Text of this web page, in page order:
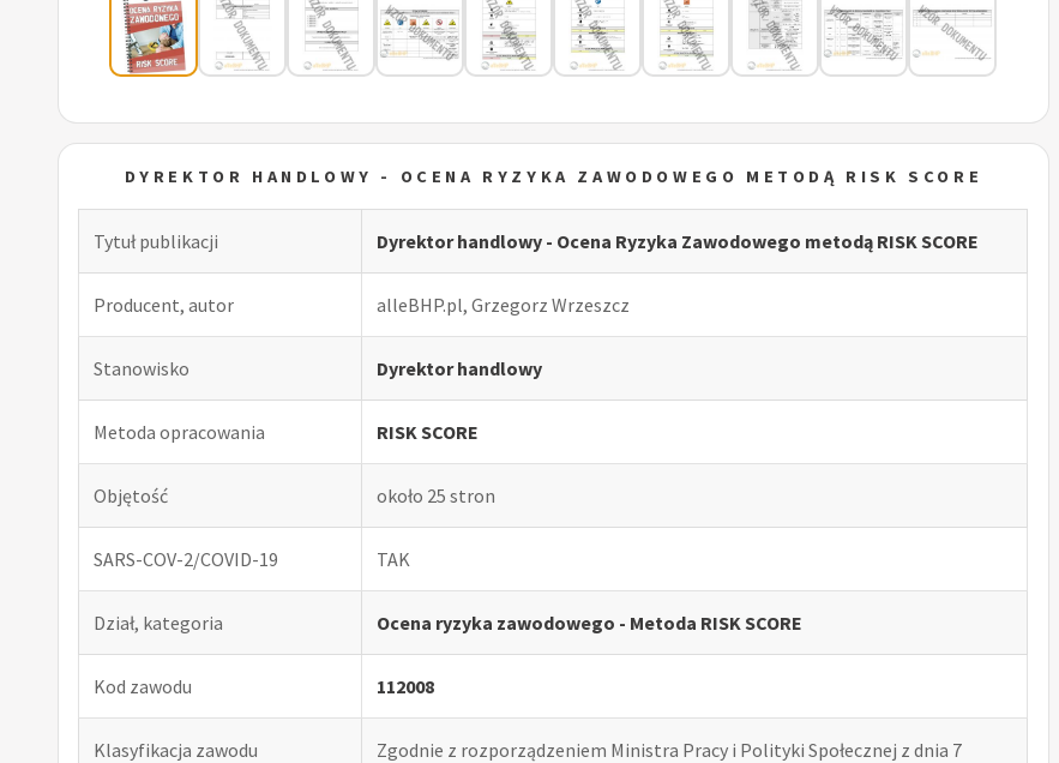
DYREKTOR HANDLOWY - OCENA RYZYKA ZAWODOWEGO METODĄ RISK SCORE
Tytuł publikacji Dyrektor handlowy - Ocena Ryzyka Zawodowego metodą RISK SCORE
Producent, autor alleBHP.pl, Grzegorz Wrzeszcz
Stanowisko Dyrektor handlowy
Metoda opracowania RISK SCORE
Objętość około 25 stron
SARS-COV-2/COVID-19 TAK
Dział, kategoria Ocena ryzyka zawodowego - Metoda RISK SCORE
Kod zawodu 112008
Klasyfikacja zawodu
Zgodnie z rozporządzeniem Ministra Pracy i Polityki Społecznej z dnia 7